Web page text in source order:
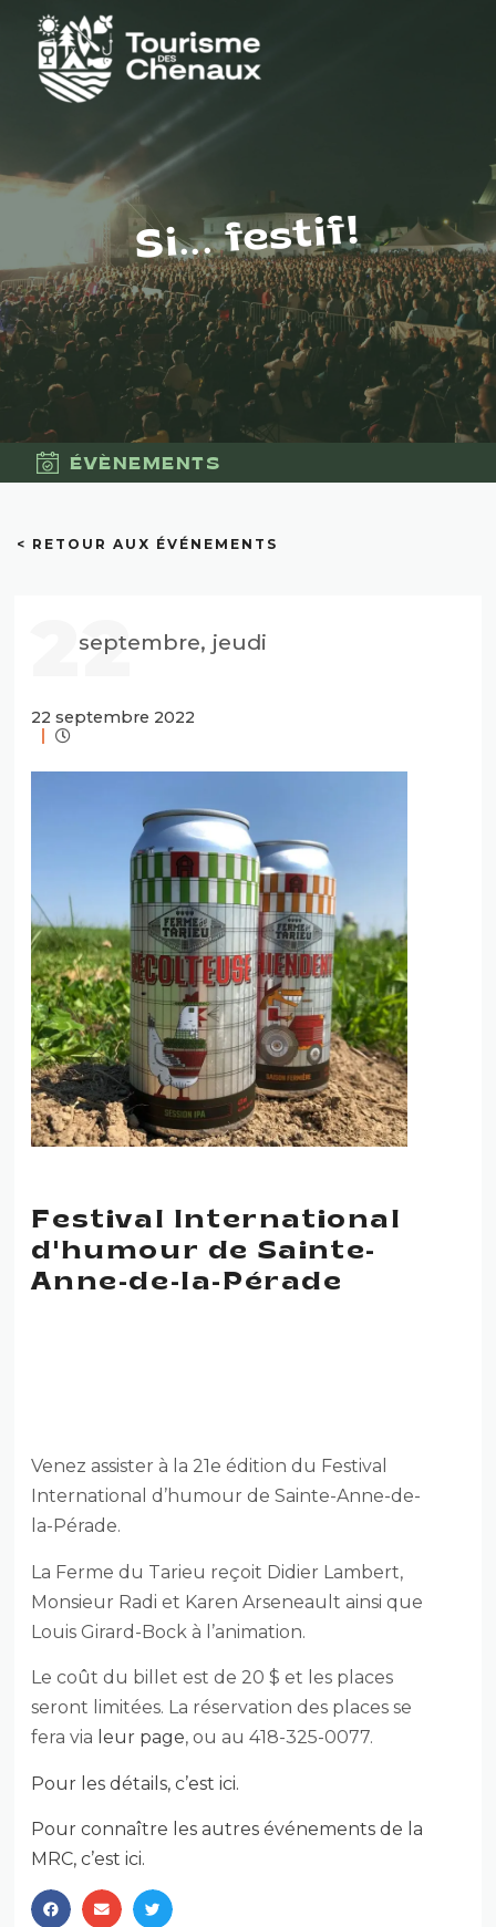
Si... festif!
ÉVÈNEMENTS
< RETOUR AUX ÉVÉNEMENTS
22
septembre, jeudi
22 septembre 2022
Festival International
d'humour de Sainte-
Anne-de-la-Pérade
Venez assister à la 21e édition du Festival
International d’humour de Sainte-Anne-de-
la-Pérade.
La Ferme du Tarieu reçoit Didier Lambert,
Monsieur Radi et Karen Arseneault ainsi que
Louis Girard-Bock à l’animation.
Le coût du billet est de 20 $ et les places
seront limitées. La réservation des places se
fera via leur page, ou au 418-325-0077.
Pour les détails, c’est ici.
Pour connaître les autres événements de la
MRC, c’est ici.